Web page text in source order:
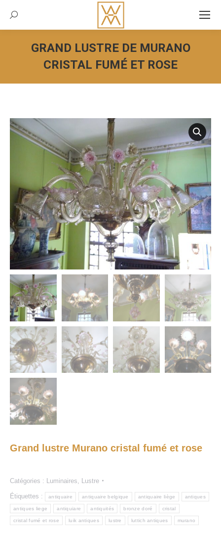
Recherche:
GRAND LUSTRE DE MURANO
CRISTAL FUMÉ ET ROSE
Vous êtes ici :
Grand lustre Murano cristal fumé et rose
Catégories : Luminaires Lustre
Étiquettes : antiquaire antiquaire belgique antiquaire liège antiques
antiques liege antiquiare antiquités bronze doré cristal
cristal fumé et rose luik antiques lustre luttich antiques murano